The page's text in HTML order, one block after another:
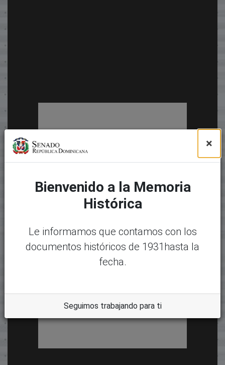
×
Bienvenido a la Memoria
Histórica
Le informamos que contamos con los
documentos históricos de 1931hasta la
fecha.
Seguimos trabajando para ti